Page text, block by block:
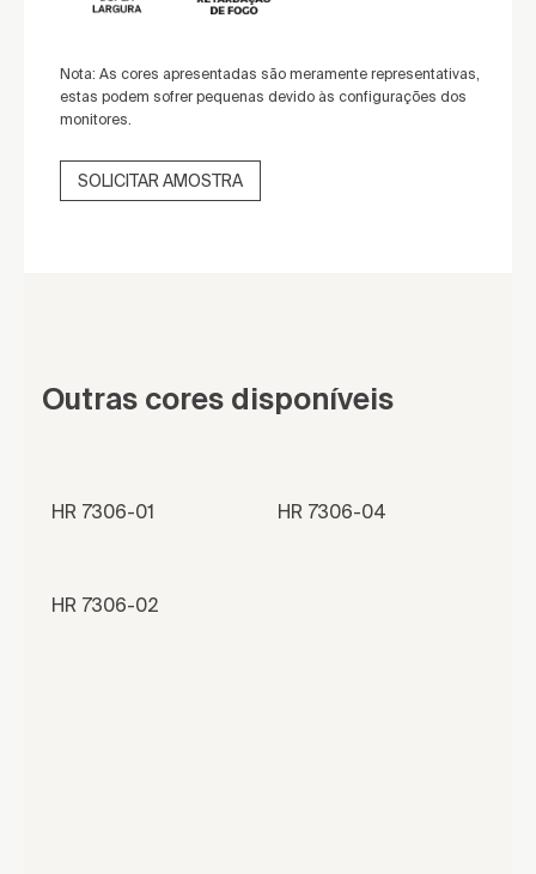
Nota: As cores apresentadas são meramente representativas,
estas podem sofrer pequenas devido às configurações dos
monitores.
SOLICITAR AMOSTRA
Outras cores disponíveis
HR 7306-01 HR 7306-04
HR 7306-02